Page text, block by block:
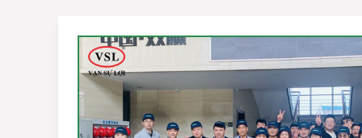
Đoàn
VASI
Tham
Nhà